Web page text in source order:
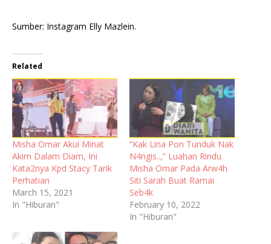
Sumber: Instagram Elly Mazlein.
Related
Misha Omar Akui Minat
Akim Dalam Diam, Ini
Kata2nya Kpd Stacy Tarik
Perhatian
March 15, 2021
In "Hiburan"
“Kak Lina Pon Tunduk Nak
N4ngis..,” Luahan Rindu
Misha Omar Pada Arw4h
Siti Sarah Buat Ramai
Seb4k
February 10, 2022
In "Hiburan"